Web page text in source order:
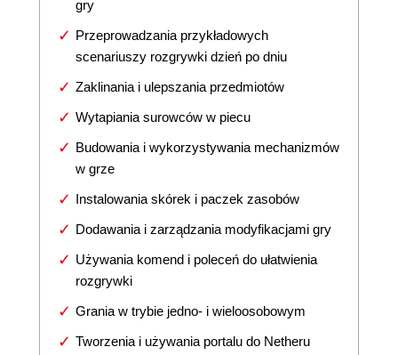
gry
Przeprowadzania przykładowych
scenariuszy rozgrywki dzień po dniu
Zaklinania i ulepszania przedmiotów
Wytapiania surowców w piecu
Budowania i wykorzystywania mechanizmów
w grze
Instalowania skórek i paczek zasobów
Dodawania i zarządzania modyfikacjami gry
Używania komend i poleceń do ułatwienia
rozgrywki
Grania w trybie jedno- i wieloosobowym
Tworzenia i używania portalu do Netheru